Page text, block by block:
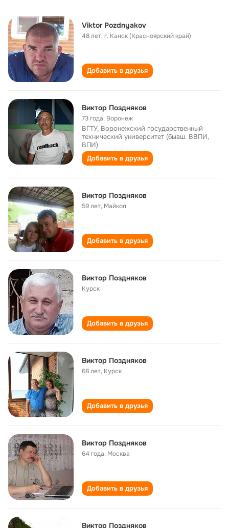
Viktor Pozdnyakov
48 лет,г. Канск (Красноярский край)
Добавить в друзья
Виктор Поздняков
73 года, Воронеж
ВГТУ, Воронежский государственный
технический университет (бывш. ВВПИ,
ВПИ)
Добавить в друзья
Виктор Поздняков
59 лет, Майкоп
Добавить в друзья
Виктор Поздняков
Курск
Добавить в друзья
Виктор Поздняков
68 лет, Курск
Добавить в друзья
Виктор Поздняков
64 года, Москва
Добавить в друзья
Виктор Поздняков